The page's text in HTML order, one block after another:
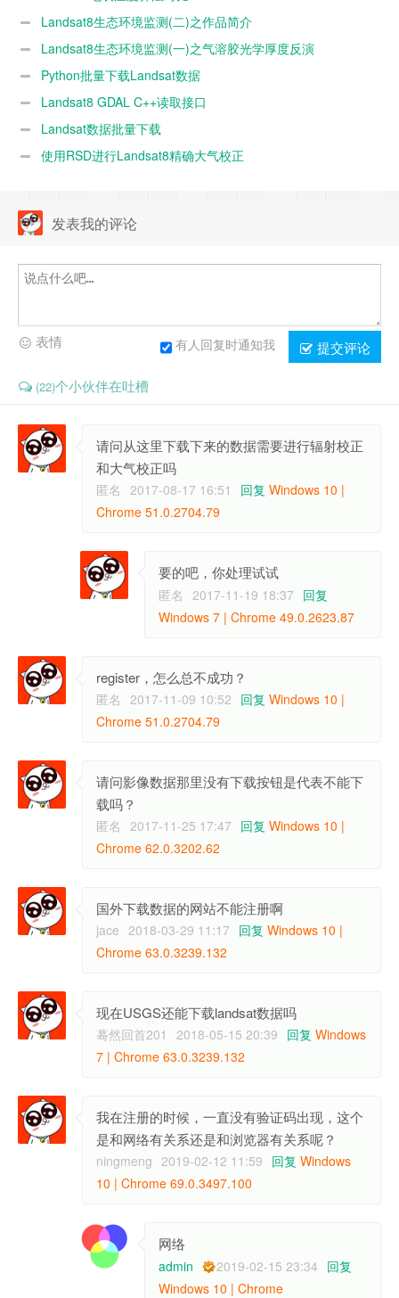
Landsat8生态环境监测(二)之作品简介
Landsat8生态环境监测(一)之气溶胶光学厚度反演
Python批量下载Landsat数据
Landsat8 GDAL C++读取接口
Landsat数据批量下载
使用RSD进行Landsat8精确大气校正
发表我的评论
提交评论
有人回复时通知我
表情
(22)个小伙伴在吐槽
请问从这里下载下来的数据需要进行辐射校正
和大气校正吗
匿名 2017-08-17 16:51 回复 Windows 10 |
Chrome 51.0.2704.79
要的吧，你处理试试
匿名 2017-11-19 18:37 回复
Windows 7 | Chrome 49.0.2623.87
register，怎么总不成功？
匿名 2017-11-09 10:52 回复 Windows 10 |
Chrome 51.0.2704.79
请问影像数据那里没有下载按钮是代表不能下
载吗？
匿名 2017-11-25 17:47 回复 Windows 10 |
Chrome 62.0.3202.62
国外下载数据的网站不能注册啊
jace 2018-03-29 11:17 回复 Windows 10 |
Chrome 63.0.3239.132
现在USGS还能下载landsat数据吗
蓦然回首201 2018-05-15 20:39 回复 Windows
7 | Chrome 63.0.3239.132
我在注册的时候，一直没有验证码出现，这个
是和网络有关系还是和浏览器有关系呢？
ningmeng 2019-02-12 11:59 回复 Windows
10 | Chrome 69.0.3497.100
网络
admin 2019-02-15 23:34 回复
Windows 10 | Chrome